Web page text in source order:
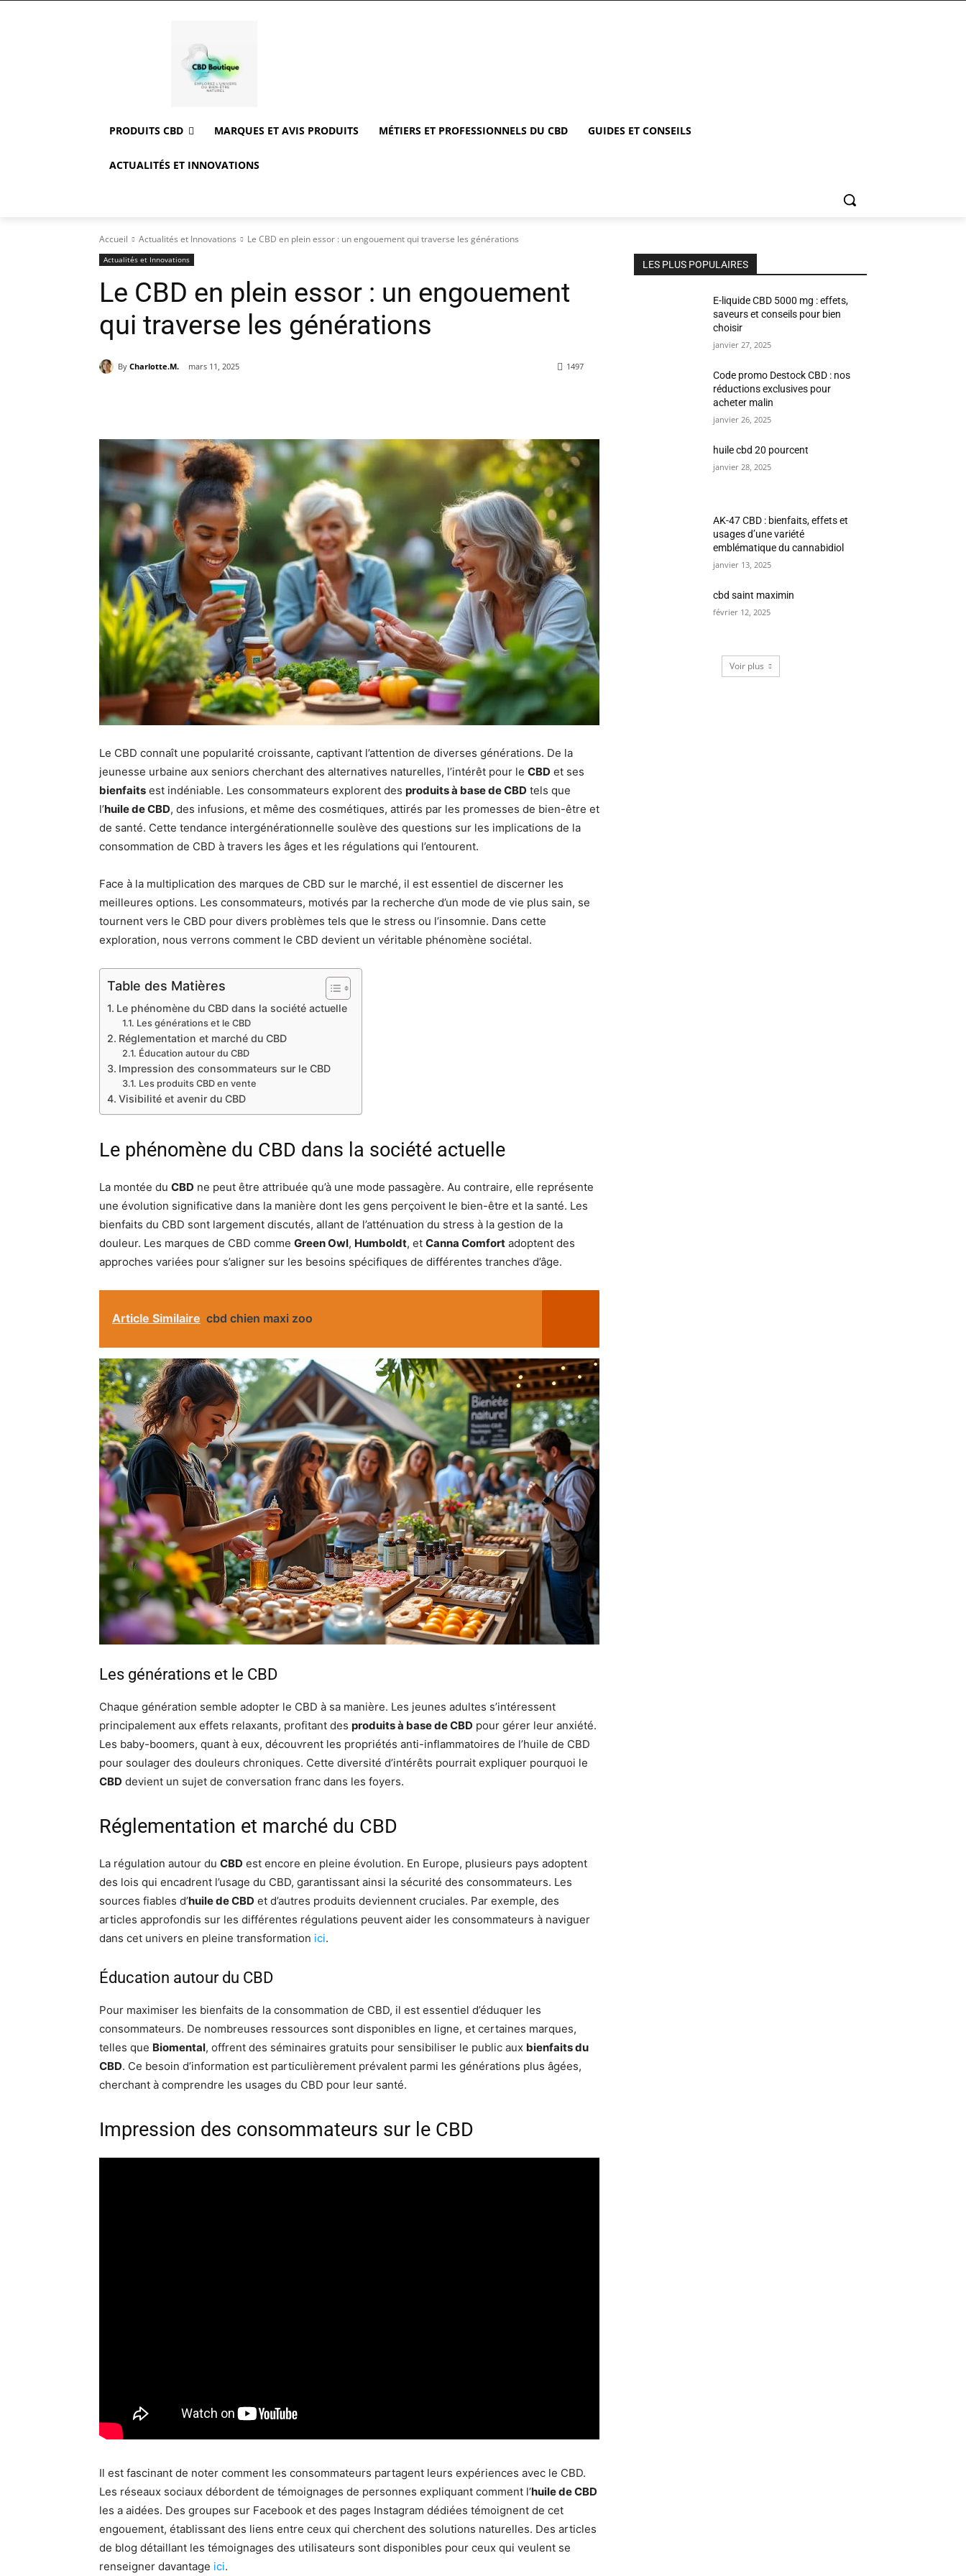
PRODUITS CBD MARQUES ET AVIS PRODUITS MÉTIERS ET PROFESSIONNELS DU CBD GUIDES ET CONSEILS
ACTUALITÉS ET INNOVATIONS
Accueil Actualités et Innovations Le CBD en plein essor : un engouement qui traverse les générations
Actualités et Innovations
Le CBD en plein essor : un engouement
qui traverse les générations
By Charlotte.M. mars 11, 2025 1497
Le CBD connaît une popularité croissante, captivant l’attention de diverses générations. De la
jeunesse urbaine aux seniors cherchant des alternatives naturelles, l’intérêt pour le CBD et ses
bienfaits est indéniable. Les consommateurs explorent des produits à base de CBD tels que
l’huile de CBD, des infusions, et même des cosmétiques, attirés par les promesses de bien-être et
de santé. Cette tendance intergénérationnelle soulève des questions sur les implications de la
consommation de CBD à travers les âges et les régulations qui l’entourent.
Face à la multiplication des marques de CBD sur le marché, il est essentiel de discerner les
meilleures options. Les consommateurs, motivés par la recherche d’un mode de vie plus sain, se
tournent vers le CBD pour divers problèmes tels que le stress ou l’insomnie. Dans cette
exploration, nous verrons comment le CBD devient un véritable phénomène sociétal.
Table des Matières
Le phénomène du CBD dans la société actuelle
Les générations et le CBD
Réglementation et marché du CBD
Éducation autour du CBD
Impression des consommateurs sur le CBD
Les produits CBD en vente
Visibilité et avenir du CBD
Le phénomène du CBD dans la société actuelle
La montée du CBD ne peut être attribuée qu’à une mode passagère. Au contraire, elle représente
une évolution significative dans la manière dont les gens perçoivent le bien-être et la santé. Les
bienfaits du CBD sont largement discutés, allant de l’atténuation du stress à la gestion de la
douleur. Les marques de CBD comme Green Owl, Humboldt, et Canna Comfort adoptent des
approches variées pour s’aligner sur les besoins spécifiques de différentes tranches d’âge.
Article Similaire cbd chien maxi zoo
Les générations et le CBD
Chaque génération semble adopter le CBD à sa manière. Les jeunes adultes s’intéressent
principalement aux effets relaxants, profitant des produits à base de CBD pour gérer leur anxiété.
Les baby-boomers, quant à eux, découvrent les propriétés anti-inflammatoires de l’huile de CBD
pour soulager des douleurs chroniques. Cette diversité d’intérêts pourrait expliquer pourquoi le
CBD devient un sujet de conversation franc dans les foyers.
Réglementation et marché du CBD
La régulation autour du CBD est encore en pleine évolution. En Europe, plusieurs pays adoptent
des lois qui encadrent l’usage du CBD, garantissant ainsi la sécurité des consommateurs. Les
sources fiables d’huile de CBD et d’autres produits deviennent cruciales. Par exemple, des
articles approfondis sur les différentes régulations peuvent aider les consommateurs à naviguer
dans cet univers en pleine transformation ici.
Éducation autour du CBD
Pour maximiser les bienfaits de la consommation de CBD, il est essentiel d’éduquer les
consommateurs. De nombreuses ressources sont disponibles en ligne, et certaines marques,
telles que Biomental, offrent des séminaires gratuits pour sensibiliser le public aux bienfaits du
CBD. Ce besoin d’information est particulièrement prévalent parmi les générations plus âgées,
cherchant à comprendre les usages du CBD pour leur santé.
Impression des consommateurs sur le CBD
Il est fascinant de noter comment les consommateurs partagent leurs expériences avec le CBD.
Les réseaux sociaux débordent de témoignages de personnes expliquant comment l’huile de CBD
les a aidées. Des groupes sur Facebook et des pages Instagram dédiées témoignent de cet
engouement, établissant des liens entre ceux qui cherchent des solutions naturelles. Des articles
de blog détaillant les témoignages des utilisateurs sont disponibles pour ceux qui veulent se
renseigner davantage ici.
LES PLUS POPULAIRES
E-liquide CBD 5000 mg : effets,
saveurs et conseils pour bien
choisir
janvier 27, 2025
Code promo Destock CBD : nos
réductions exclusives pour
acheter malin
janvier 26, 2025
huile cbd 20 pourcent
janvier 28, 2025
AK-47 CBD : bienfaits, effets et
usages d’une variété
emblématique du cannabidiol
janvier 13, 2025
cbd saint maximin
février 12, 2025
Voir plus